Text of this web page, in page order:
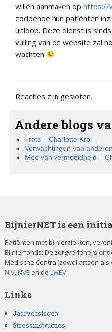
willen aanmaken ophttps://
zodoende hun patiënten
uitloop. Deze dienst is
vulling van de website zal
wachten
Reacties zijn gesloten.
Andere blogs
Trots – Charlotte Krol
Verwachtingen van
Moe van vermoeidheid –
BijnierNET is een
Patiënten met bijnierziekten,
Bijnierfonds; De zorgverleners
Medische Centra (zowel artsen
NIV,NVE en de LWEV.
Links
Jaarverslagen
Stressinstructies